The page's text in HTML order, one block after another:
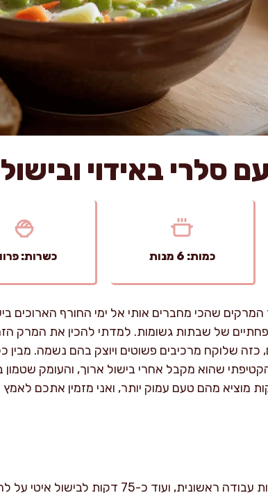
סלרי באידוי
כמות: 6 מנות כשרות:
שהכי מחברים אותי אל ימי החורף הארוכים
של שבתות גשומות. למדתי להכין את המרק
כזה שלוקח מרכיבים פשוטים ויוצק בהם נשמה.
שהוא מקבל אחרי בישול ארוך, והעומק
מוציא מהם טעם עמוק יותר, ואני מזמין אתכם
הכנת המרק אורכת כ-25 דקות עבודה